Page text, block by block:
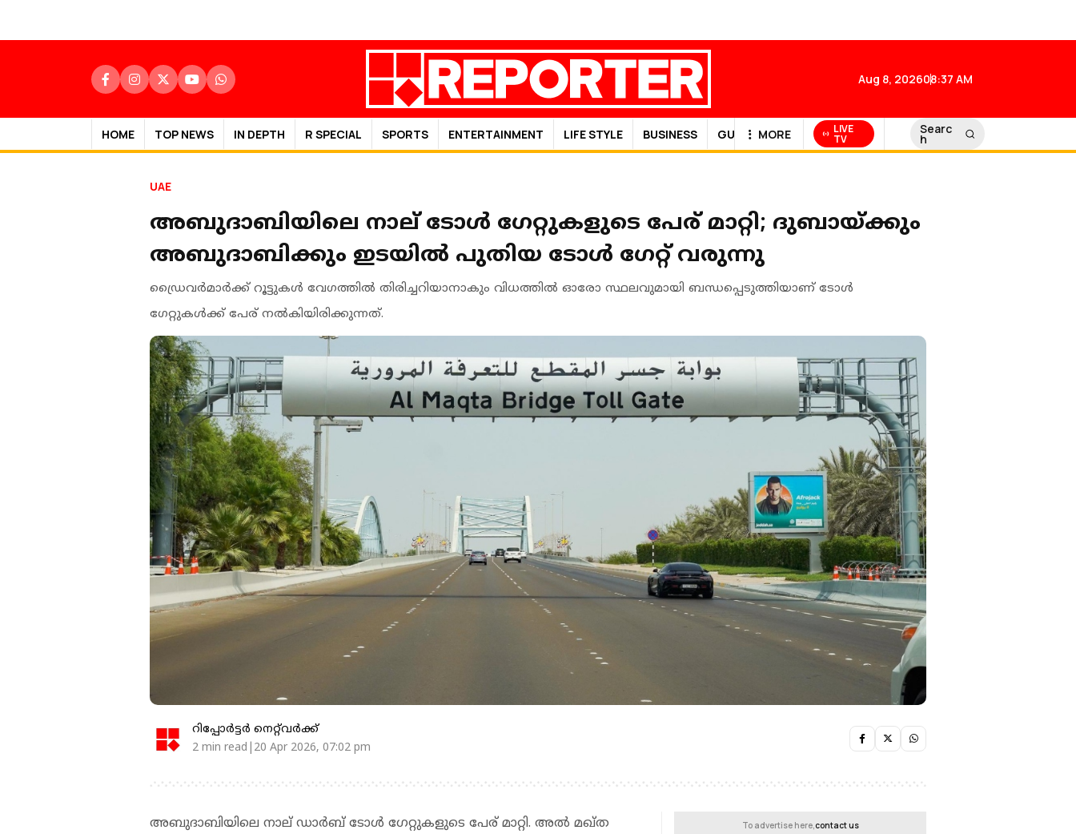
Aug 8, 202608:37 AM
HOME TOP NEWS IN DEPTH R SPECIAL SPORTS ENTERTAINMENT LIFE STYLE BUSINESS GULF NEWS
MORE LIVE
TV
Searc
h
UAE
അബുദാബിയിലെ നാല് ടോള്‍ ഗേറ്റുകളുടെ പേര് മാറ്റി; ദുബായ്ക്കും
അബുദാബിക്കും ഇടയില്‍ പുതിയ ടോള്‍ ഗേറ്റ് വരുന്നു
ഡ്രൈവര്‍മാര്‍ക്ക് റൂട്ടുകള്‍ വേഗത്തില്‍ തിരിച്ചറിയാനാകും വിധത്തില്‍ ഓരോ സ്ഥലവുമായി ബന്ധപ്പെടുത്തിയാണ് ടോള്‍
ഗേറ്റുകള്‍ക്ക് പേര് നല്‍കിയിരിക്കുന്നത്.
റിപ്പോർട്ടർ നെറ്റ്‌വര്‍ക്ക്‌
2 min read|20 Apr 2026, 07:02 pm
അബുദാബിയിലെ നാല് ഡാര്‍ബ് ടോള്‍ ഗേറ്റുകളുടെ പേര് മാറ്റി. അല്‍ മഖ്ത
To advertise here, contact us